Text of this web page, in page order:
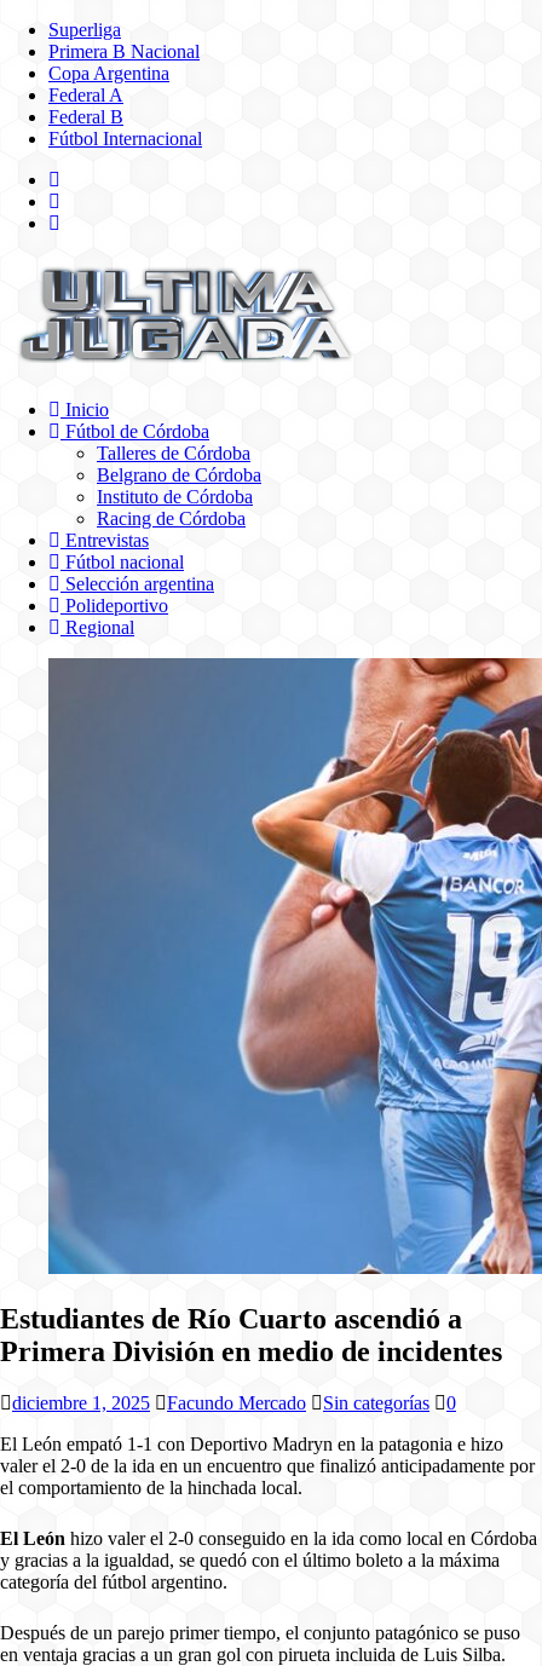
Superliga
Primera B Nacional
Copa Argentina
Federal A
Federal B
Fútbol Internacional
Inicio
Fútbol de Córdoba
Talleres de Córdoba
Belgrano de Córdoba
Instituto de Córdoba
Racing de Córdoba
Entrevistas
Fútbol nacional
Selección argentina
Polideportivo
Regional
Estudiantes de Río Cuarto ascendió a
Primera División en medio de incidentes
diciembre 1, 2025 Facundo Mercado Sin categorías
0
El León empató 1-1 con Deportivo Madryn en la patagonia e hizo
valer el 2-0 de la ida en un encuentro que finalizó anticipadamente por
el comportamiento de la hinchada local.
El León hizo valer el 2-0 conseguido en la ida como local en Córdoba
y gracias a la igualdad, se quedó con el último boleto a la máxima
categoría del fútbol argentino.
Después de un parejo primer tiempo, el conjunto patagónico se puso
en ventaja gracias a un gran gol con pirueta incluida de Luis Silba.